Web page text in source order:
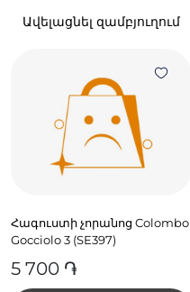
Ավելացնել զամբյուղում
Հագուստի չորանոց Colombo
Gocciolo 3 (SE397)
5 700 ֏